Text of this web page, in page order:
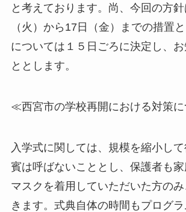
と考えております。尚、今回の方
（火）から17日（金）までの措置
については１５日ごろに決定し、
ととします。
≪西宮市の学校再開における対策
入学式に関しては、規模を縮小し
賓は呼ばないこととし、保護者も家
マスクを着用していただいた方の
きます。式典自体の時間もプログラ